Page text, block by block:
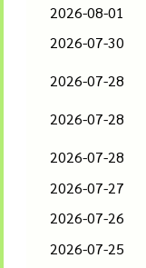
2026-08-01
2026-07-30
2026-07-28
2026-07-28
2026-07-28
2026-07-27
2026-07-26
2026-07-25